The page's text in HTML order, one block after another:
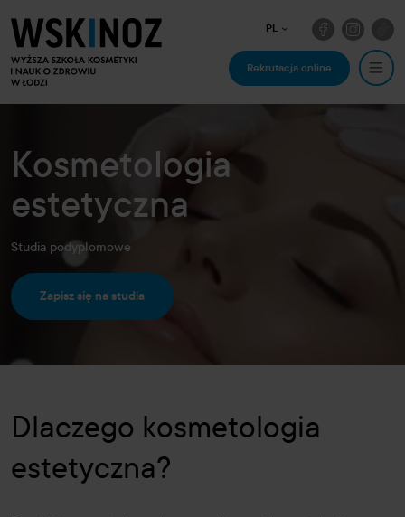
PL
Rekrutacja online
Kosmetologia
estetyczna
Studia podyplomowe
Zapisz się na studia
Dlaczego kosmetologia
estetyczna?